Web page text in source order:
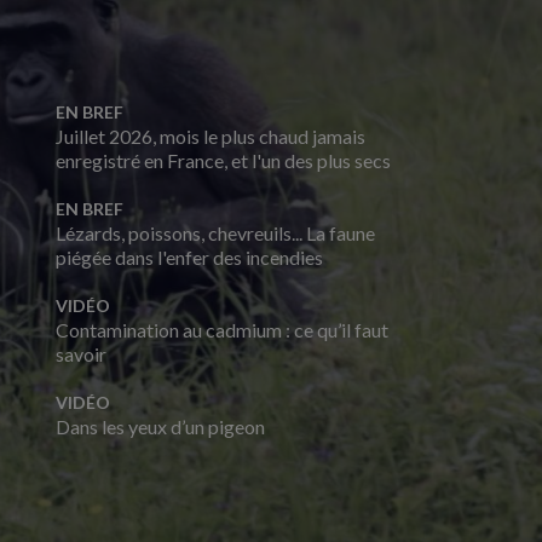
EN BREF
Juillet 2026, mois le plus chaud jamais
enregistré en France, et l'un des plus secs
EN BREF
Lézards, poissons, chevreuils... La faune
piégée dans l'enfer des incendies
VIDÉO
Contamination au cadmium : ce qu’il faut
savoir
VIDÉO
Dans les yeux d’un pigeon